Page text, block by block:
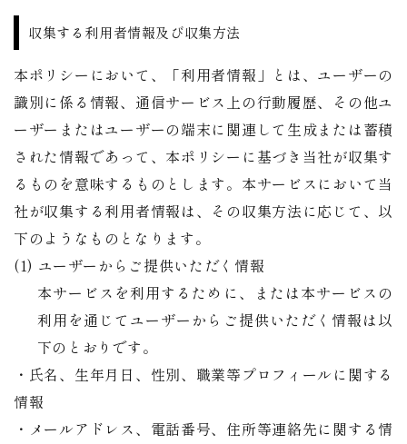
収集する利用者情報及び収集方法
本ポリシーにおいて、「利用者情報」とは、ユーザーの
識別に係る情報、通信サービス上の行動履歴、その他ユ
ーザーまたはユーザーの端末に関連して生成または蓄積
された情報であって、本ポリシーに基づき当社が収集す
るものを意味するものとします。本サービスにおいて当
社が収集する利用者情報は、その収集方法に応じて、以
下のようなものとなります。
(1) ユーザーからご提供いただく情報
本サービスを利用するために、または本サービスの
利用を通じてユーザーからご提供いただく情報は以
下のとおりです。
・氏名、生年月日、性別、職業等プロフィールに関する
情報
・メールアドレス、電話番号、住所等連絡先に関する情